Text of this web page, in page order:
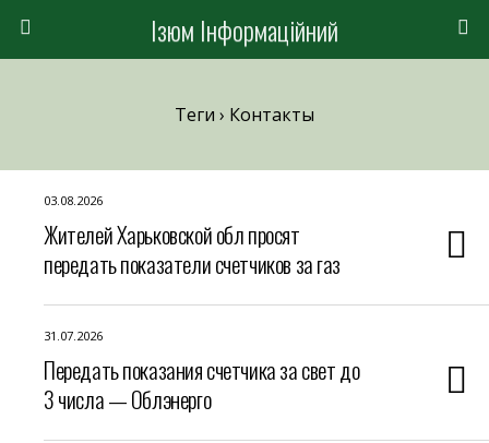
Ізюм Інформаційний
Теги › Контакты
03.08.2026
Жителей Харьковской обл просят
передать показатели счетчиков за газ
31.07.2026
Передать показания счетчика за свет до
3 числа — Облэнерго